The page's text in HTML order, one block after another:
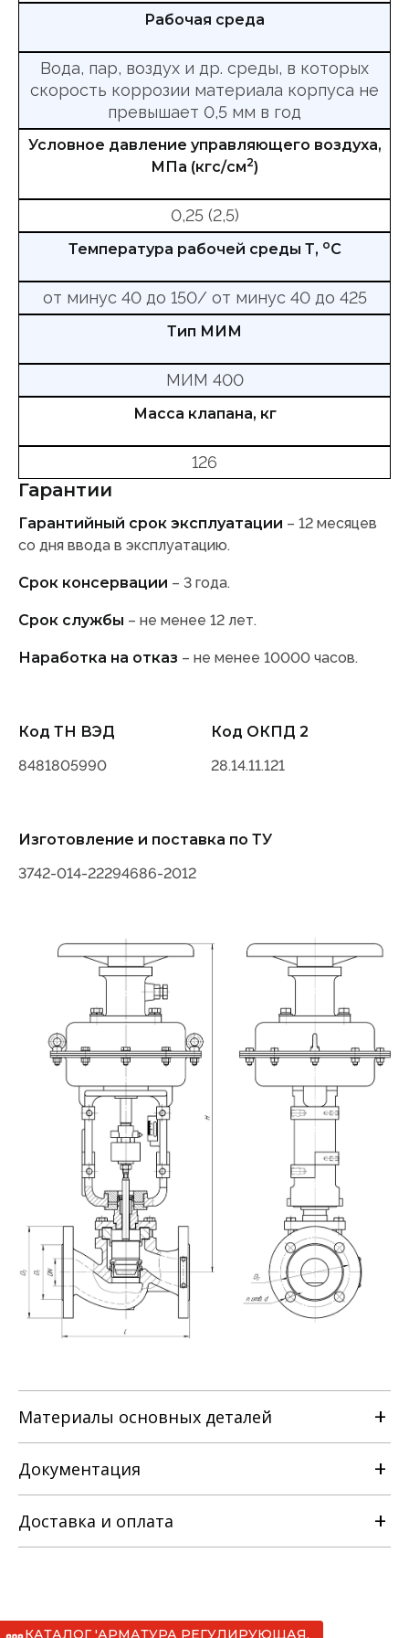
Рабочая среда
Вода, пар, воздух и др. среды, в которых
скорость коррозии материала корпуса не
превышает 0,5 мм в год
Условное давление управляющего воздуха,
МПа (кгс/см2)
0,25 (2,5)
Температура рабочей среды Т, оС
от минус 40 до 150/ от минус 40 до 425
Тип МИМ
МИМ 400
Масса клапана, кг
126
Гарантии
Гарантийный срок эксплуатации – 12 месяцев
со дня ввода в эксплуатацию.
Срок консервации – 3 года.
Срок службы – не менее 12 лет.
Наработка на отказ – не менее 10000 часов.
Код ТН ВЭД
8481805990
Код ОКПД 2
28.14.11.121
Изготовление и поставка по ТУ
3742-014-22294686-2012
Материалы основных деталей
Документация
RE-na-klapan-reguliruyushchiy-
Доставка и оплата